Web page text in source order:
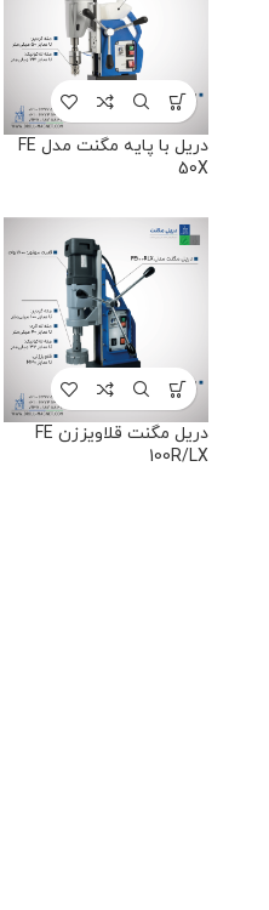
دریل با پایه مگنت مدل FE
50X
دریل مگنت قلاویززن FE
100R/LX